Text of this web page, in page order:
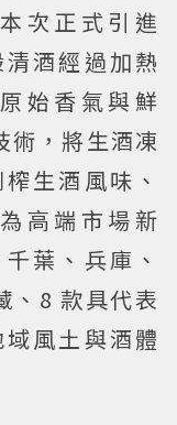
次正式引進
清酒經過加熱
始香氣與鮮
術，將生酒凍
生酒風味、
高端市場新
葉、兵庫、
、8 款具代表
風土與酒體